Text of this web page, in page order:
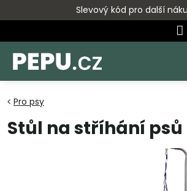
Slevový kód pro další
Pro psy
Stůl na stříhání psů